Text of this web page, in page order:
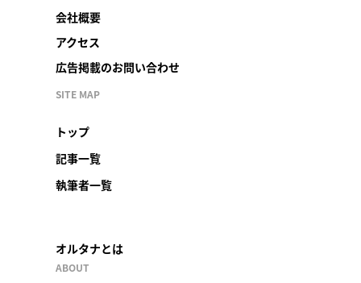
会社概要
アクセス
広告掲載のお問い合わせ
SITE MAP
トップ
記事一覧
執筆者一覧
オルタナとは
ABOUT